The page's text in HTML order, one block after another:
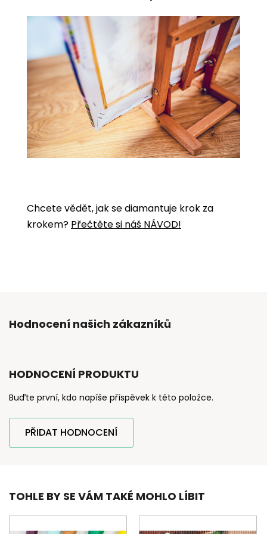
Chcete vědět, jak se diamantuje krok za
krokem? Přečtěte si náš NÁVOD!
Hodnocení našich zákazníků
HODNOCENÍ PRODUKTU
Buďte první, kdo napíše příspěvek k této položce.
PŘIDAT HODNOCENÍ
TOHLE BY SE VÁM TAKÉ MOHLO LÍBIT